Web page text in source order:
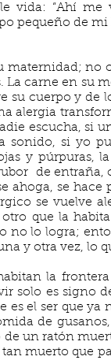
“Ahí me
pequeño de
maternidad; no
carne en su
su cuerpo y
alergia
escucha, si
sonido, si yo
y
de entraña,
ahoga, se hace
se vuelve
que la
no lo logra;
y otra vez, lo
la
solo es signo
es el ser que
de
un ratón
muerto que